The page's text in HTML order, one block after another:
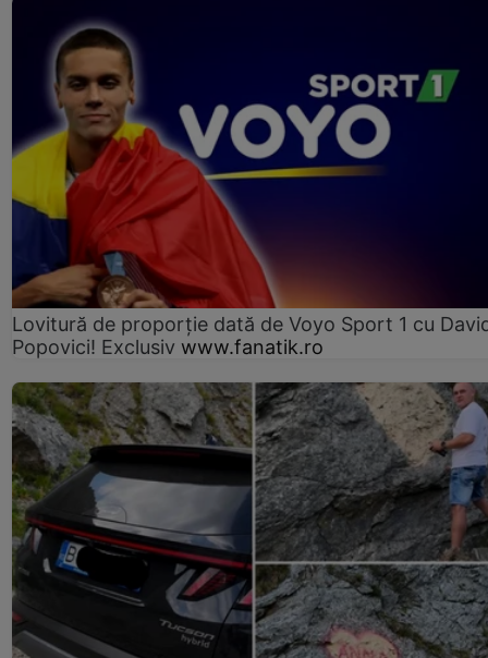
Lovitură de proporție dată de Voyo Sport 1 cu
Popovici! Exclusiv www.fanatik.ro